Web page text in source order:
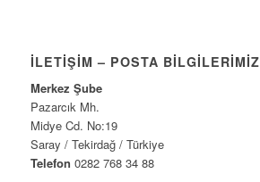
İLETIŞIM – POSTA BILGILERIMIZ
Merkez Şube
Pazarcık Mh.
Midye Cd. No:19
Saray / Tekirdağ / Türkiye
Telefon 0282 768 34 88